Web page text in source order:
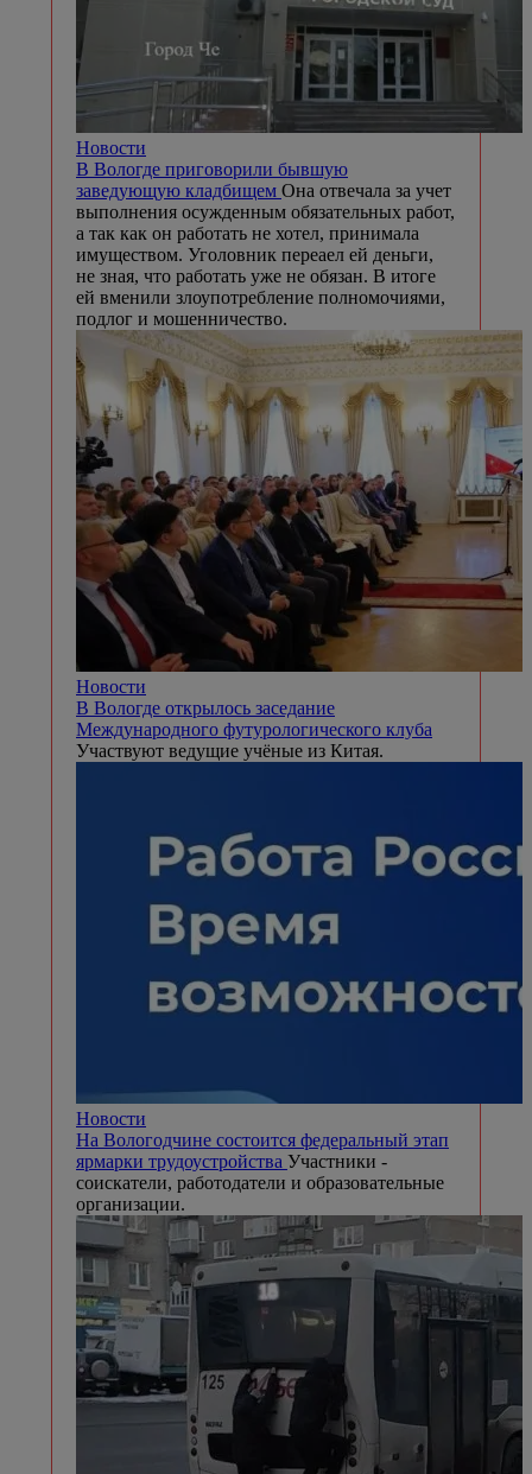
Новости
В Вологде приговорили бывшую
заведующую кладбищем Она отвечала за учет
выполнения осужденным обязательных работ,
а так как он работать не хотел, принимала
имуществом. Уголовник переаел ей деньги,
не зная, что работать уже не обязан. В итоге
ей вменили злоупотребление полномочиями,
подлог и мошенничество.
Новости
В Вологде открылось заседание
Международного футурологического клуба
Участвуют ведущие учёные из Китая.
Новости
На Вологодчине состоится федеральный этап
ярмарки трудоустройства Участники -
соискатели, работодатели и образовательные
организации.